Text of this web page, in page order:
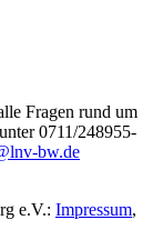
Fragen rund um
0711/248955-
bw.de
e.V.: Impressum,